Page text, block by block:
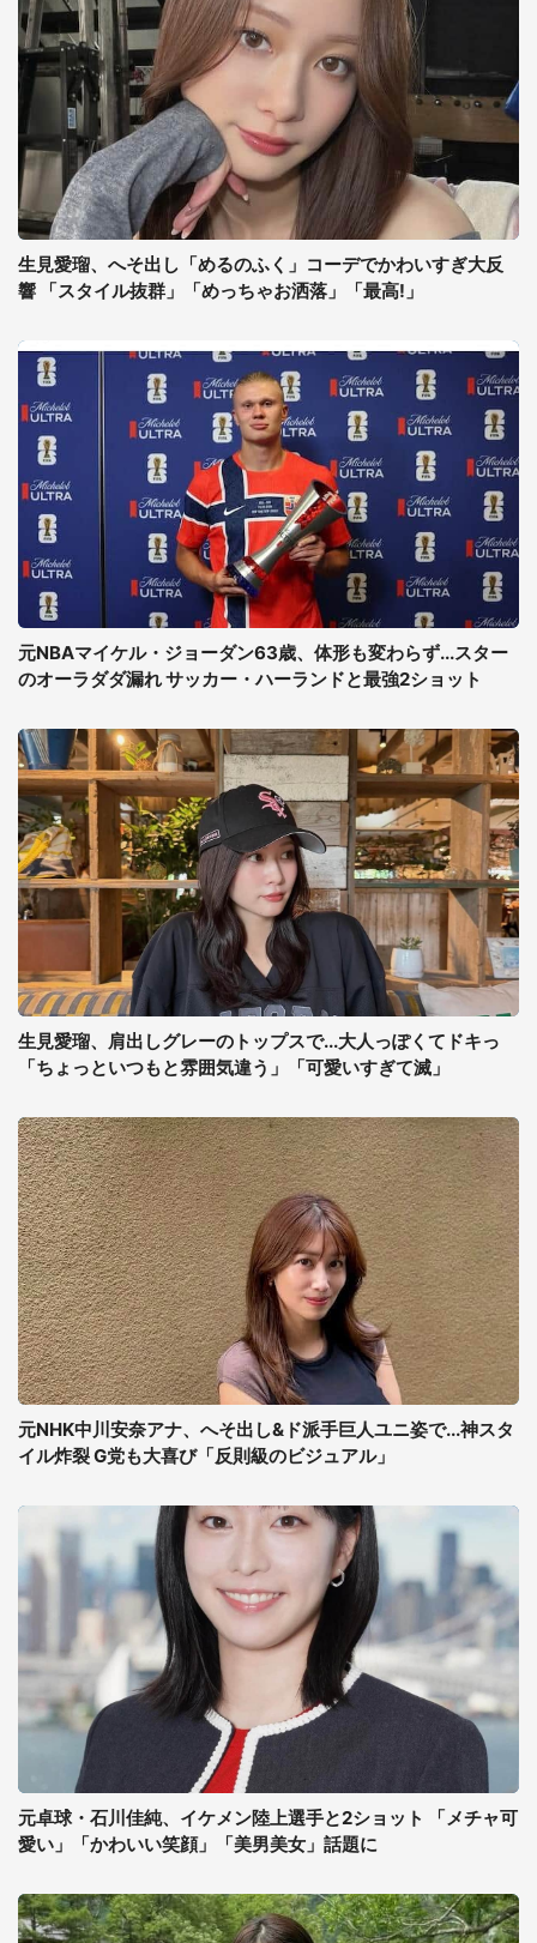
生見愛瑠、へそ出し「めるのふく」コーデでかわいすぎ大反
響 「スタイル抜群」「めっちゃお洒落」「最高!」
元NBAマイケル・ジョーダン63歳、体形も変わらず...スター
のオーラダダ漏れ サッカー・ハーランドと最強2ショット
生見愛瑠、肩出しグレーのトップスで...大人っぽくてドキっ
「ちょっといつもと雰囲気違う」「可愛いすぎて滅」
元NHK中川安奈アナ、へそ出し&ド派手巨人ユニ姿で...神スタ
イル炸裂 G党も大喜び「反則級のビジュアル」
元卓球・石川佳純、イケメン陸上選手と2ショット 「メチャ可
愛い」「かわいい笑顔」「美男美女」話題に